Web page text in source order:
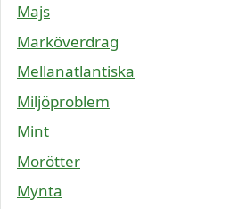
Majs
Marköverdrag
Mellanatlantiska
Miljöproblem
Mint
Morötter
Mynta